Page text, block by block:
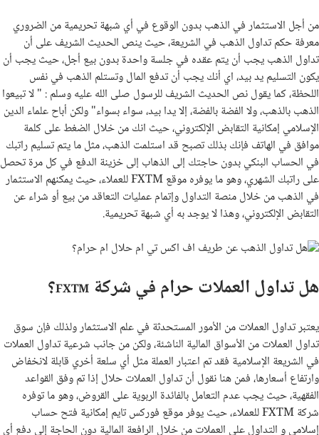
من أجل الاستثمار في الذهب بدون الوقوع في أي شبهة تحريمية من الضروري
معرفة حكم تداول الذهب في الشريعة، حيث ينص الحديث الشريف على أن
تداول الذهب يجب أن يتم عقده في جلسة واحدة بدون بيع أجل، حيث يجب أن
يكون التسليم يد بيد، اي أنك يجب أن تدفع المال وتستلم الذهب في نفس
اللحظة، كما يقول نص الحديث الشريف للرسول صلى الله عليه وسلم : " لا تبيعوا
الذهب بالذهب، ولا الفضة بالفضة، إلا يدا بيد، سواء بسواء" ولكن أباح علماء الدين
الإسلامي إمكانية التقابض الإلكتروني، حيث انك من خلال الضغط على كلمة
موافق في الهاتف فإنك بذلك تصبح قد استلمت الذهب، مثل ما يتم تسليم راتبك
في الحساب البنكي بدون حاجتك إلى الذهاب إلى خزينة الدفع في كل مرة تحصل
على راتبك الشهري، وهو ما يوفره موقعFXTMللعملاء، حيث يمكنهم الاستثمار
في الذهب من خلال منصة التداول وإتمام عمليات التعاقد من بيع أو شراء عن
التقابض الإلكتروني، وهذا لا يوجد به أي شبهة تحريمية.
هل تداول العملات حرام في شركة FXTM؟
يعتبر تداول العملات من الأمور المستحدثة في علم الاستثمار ولذلك فإن سوق
تداول العملات من الأسواق المالية الناشئة، ولكن من جانب شرعية تداول العملات
في الشريعة الإسلامية فقد تم اعتبار العملة مثل أي سلعة أخري قابلة لانخفاض
وارتفاع أسعارها، فمن هنا نقول أن تداول العملات حلال إذا تم وفق القواعد
الفقهية، حيث يجب عدم التعامل بالفائدة الربوية على القروض، وهو ما توفره
شركةFXTMللعملاء، حيث يوفر موقع فوركس تايم إمكانية فتح حساب
إسلامي و التداول على العملات من خلال الرافعة المالية دون الحاجة إلى دفع أي